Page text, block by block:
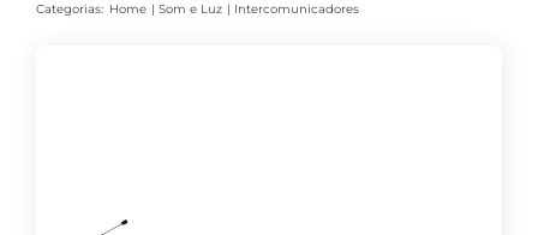
Categorias: Home Som e Luz Intercomunicadores